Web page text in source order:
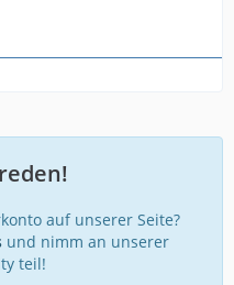
auf unserer Seite?
und nimm an unserer
teil!